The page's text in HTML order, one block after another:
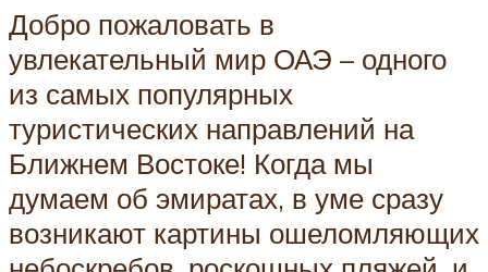
Добро пожаловать в
увлекательный мир ОАЭ – одного
из самых популярных
туристических направлений на
Ближнем Востоке! Когда мы
думаем об эмиратах, в уме сразу
возникают картины ошеломляющих